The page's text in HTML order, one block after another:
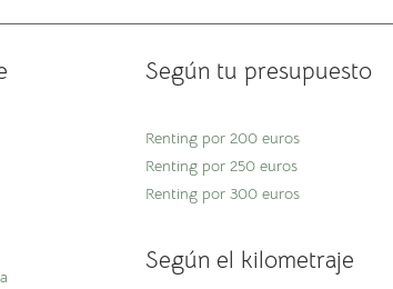
Según tu presupuesto
Renting por 200 euros
Renting por 250 euros
Renting por 300 euros
Según el kilometraje